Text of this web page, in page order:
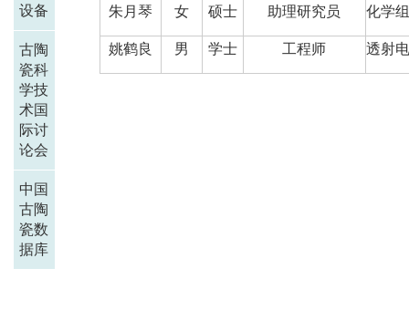
设备
古陶
瓷科
学技
术国
际讨
论会
中国
古陶
瓷数
据库
朱月琴 女 硕士 助理研究员 化学
姚鹤良 男 学士 工程师 透射